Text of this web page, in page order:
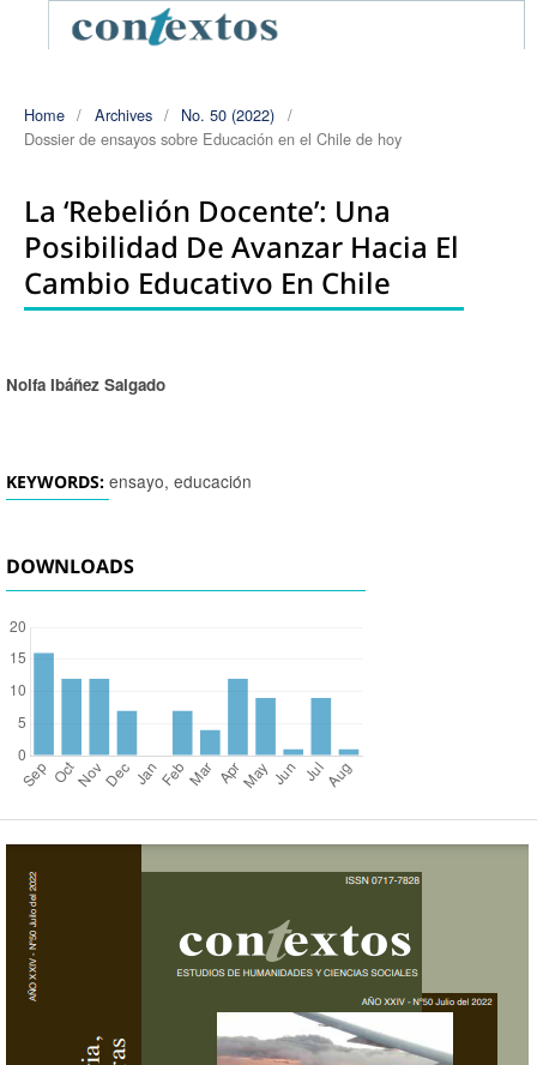
Home / Archives / No. 50 (2022) /
Dossier de ensayos sobre Educación en el Chile de hoy
La ‘rebelión Docente’: Una
Posibilidad De Avanzar Hacia El
Cambio Educativo En Chile
Authors
Nolfa Ibáñez Salgado
KEYWORDS: ensayo, educación
DOWNLOADS